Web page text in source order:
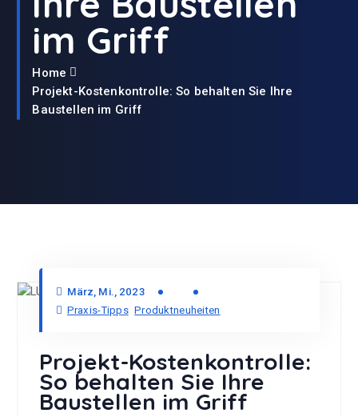
im Griff
Home
Projekt-Kostenkontrolle: So behalten Sie Ihre
Baustellen im Griff
März, Mi., 2023
Praxis-Tipps Produktneuheiten
Projekt-Kostenkontrolle:
So behalten Sie Ihre
Baustellen im Griff